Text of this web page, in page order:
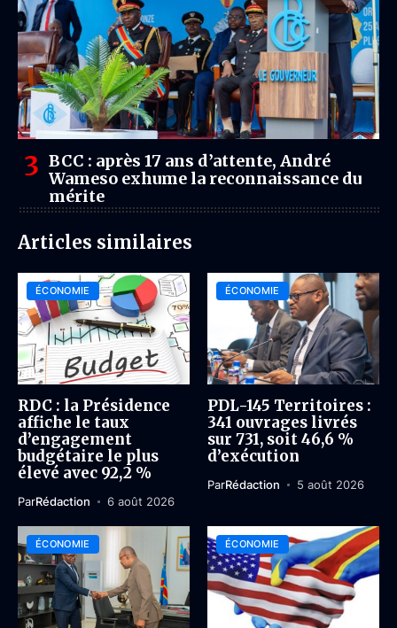
BCC : après 17 ans d’attente, André
Wameso exhume la reconnaissance du
mérite
Articles similaires
ÉCONOMIE
RDC : la Présidence
affiche le taux
d’engagement
budgétaire le plus
élevé avec 92,2 %
ParRédaction 6 août 2026
ÉCONOMIE
PDL-145 Territoires :
341 ouvrages livrés
sur 731, soit 46,6 %
d’exécution
ParRédaction 5 août 2026
ÉCONOMIE ÉCONOMIE